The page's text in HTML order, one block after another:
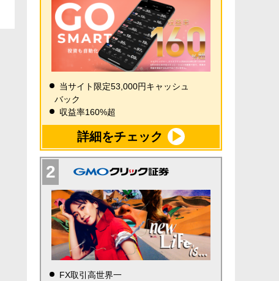
当サイト限定53,000円キャッシュ
バック
収益率160%超
詳細をチェック
FX取引高世界一